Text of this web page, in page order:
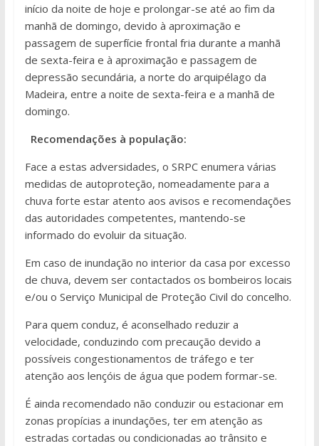
início da noite de hoje e prolongar-se até ao fim da
manhã de domingo, devido à aproximação e
passagem de superfície frontal fria durante a manhã
de sexta-feira e à aproximação e passagem de
depressão secundária, a norte do arquipélago da
Madeira, entre a noite de sexta-feira e a manhã de
domingo.
Recomendações à população:
Face a estas adversidades, o SRPC enumera várias
medidas de autoproteção, nomeadamente para a
chuva forte estar atento aos avisos e recomendações
das autoridades competentes, mantendo-se
informado do evoluir da situação.
Em caso de inundação no interior da casa por excesso
de chuva, devem ser contactados os bombeiros locais
e/ou o Serviço Municipal de Proteção Civil do concelho.
Para quem conduz, é aconselhado reduzir a
velocidade, conduzindo com precaução devido a
possíveis congestionamentos de tráfego e ter
atenção aos lençóis de água que podem formar-se.
É ainda recomendado não conduzir ou estacionar em
zonas propícias a inundações, ter em atenção as
estradas cortadas ou condicionadas ao trânsito e